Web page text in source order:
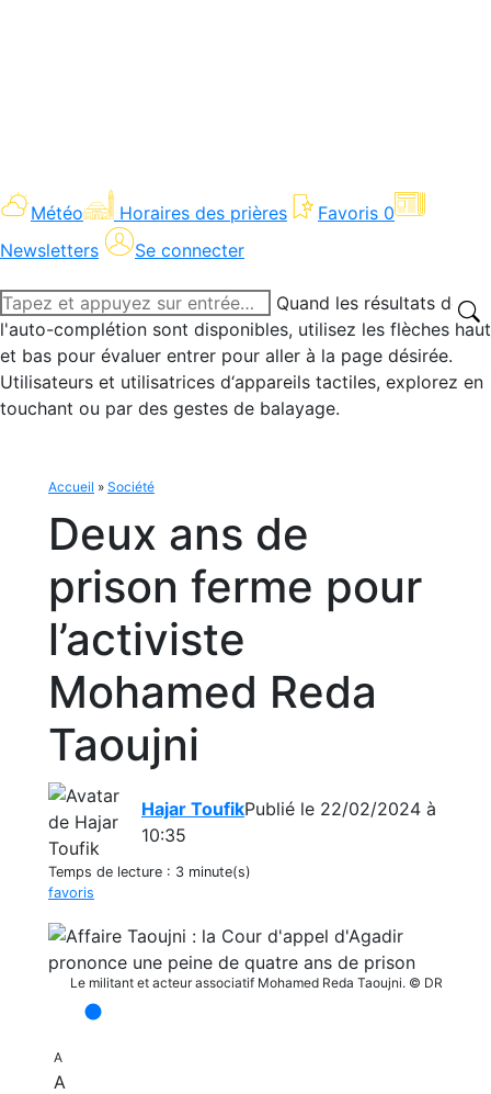
Météo Horaires des prières Favoris 0
Newsletters
Se connecter
Recherche
:
Quand les résultats de
l'auto-complétion sont disponibles, utilisez les flèches haut
et bas pour évaluer entrer pour aller à la page désirée.
Utilisateurs et utilisatrices d‘appareils tactiles, explorez en
touchant ou par des gestes de balayage.
Accueil » Société
Deux ans de
prison ferme pour
l’activiste
Mohamed Reda
Taoujni
Hajar ToufikPublié le 22/02/2024 à
10:35
Temps de lecture : 3 minute(s)
favoris
Le militant et acteur associatif Mohamed Reda Taoujni. © DR
A
A